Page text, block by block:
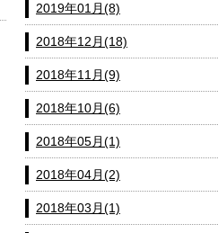
2019年01月(8)
2018年12月(18)
2018年11月(9)
2018年10月(6)
2018年05月(1)
2018年04月(2)
2018年03月(1)